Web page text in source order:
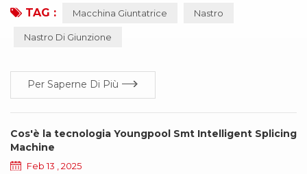
varie forme di danno, influenzerà il funzionamento efficiente
TAG : Macchina Giuntatrice Nastro
Nastro Di Giunzione
Per Saperne Di Più
Cos'è la tecnologia Youngpool Smt Intelligent Splicing
Machine
Feb 13 , 2025